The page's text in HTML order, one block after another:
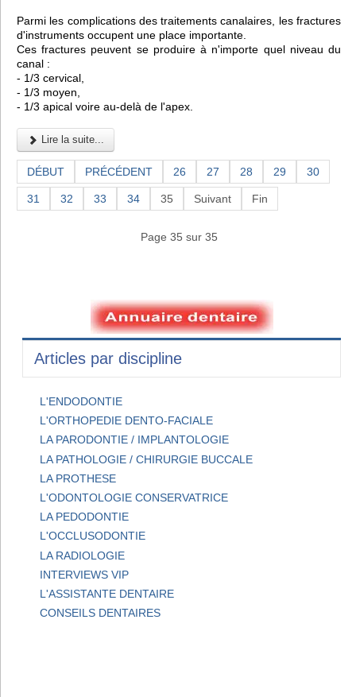
Parmi les complications des traitements canalaires, les fractures
d'instruments occupent une place importante.
Ces fractures peuvent se produire à n'importe quel niveau du
canal :
- 1/3 cervical,
- 1/3 moyen,
- 1/3 apical voire au-delà de l'apex.
Lire la suite...
DÉBUT PRÉCÉDENT 26 27 28 29 30
31 32 33 34 35 Suivant Fin
Page 35 sur 35
Articles par discipline
L'ENDODONTIE
L'ORTHOPEDIE DENTO-FACIALE
LA PARODONTIE / IMPLANTOLOGIE
LA PATHOLOGIE / CHIRURGIE BUCCALE
LA PROTHESE
L'ODONTOLOGIE CONSERVATRICE
LA PEDODONTIE
L'OCCLUSODONTIE
LA RADIOLOGIE
INTERVIEWS VIP
L'ASSISTANTE DENTAIRE
CONSEILS DENTAIRES